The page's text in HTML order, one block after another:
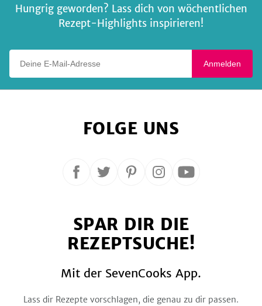
Hungrig geworden? Lass dich von wöchentlichen
Rezept-Highlights inspirieren!
Anmelden
FOLGE UNS
Folge
Facebook
Folge
Twitter
Folge
Pinterest
Folge
Instagram
Folge
YouTube
SPAR DIR DIE
REZEPTSUCHE!
Mit der SevenCooks App.
Lass dir Rezepte vorschlagen, die genau zu dir passen.